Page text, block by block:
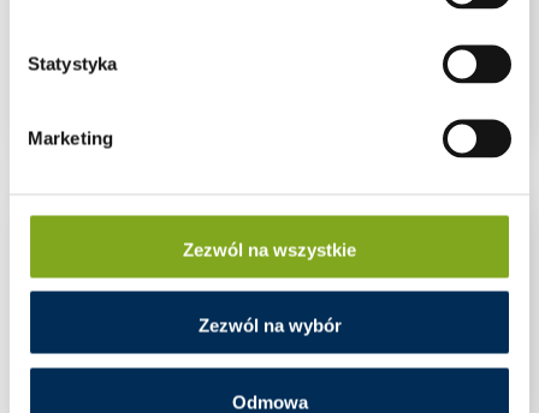
Statystyka
Marketing
Zezwól na wszystkie
Zezwól na wybór
Odmowa
VAL-MS 1000DC-PV/2+V